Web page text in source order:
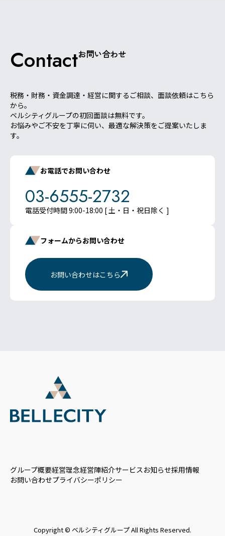
Contactお問い合わせ
税務・財務・資金調達・経営に関するご相談、面談依頼はこちら
から。
ベルシティグループの初回面談は無料です。
お悩みやご不安を丁寧に伺い、最適な解決策をご提案いたしま
す。
お電話でお問い合わせ
03-6555-2732
電話受付時間 9:00-18:00 [ 土・日・祝日除く ]
フォームからお問い合わせ
お問い合わせはこちら
グループ概要経営理念経営陣紹介サービスお知らせ採用情報
お問い合わせプライバシーポリシー
Copyright © ベルシティグループ All Rights Reserved.